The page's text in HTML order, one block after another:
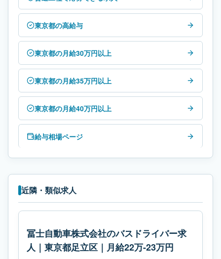
東京都の高給与
東京都の月給30万円以上
東京都の月給35万円以上
東京都の月給40万円以上
給与相場ページ
近隣・類似求人
冨士自動車株式会社のバスドライバー求
人｜東京都足立区｜月給22万-23万円